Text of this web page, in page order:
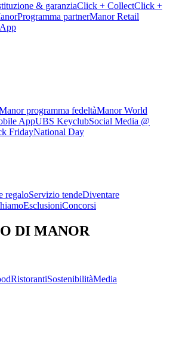
& garanziaClick + CollectClick +
Programma partnerManor Retail
programma fedeltàManor World
AppUBS KeyclubSocial Media @
FridayNational Day
regaloServizio tendeDiventare
EsclusioniConcorsi
DI MANOR
RistorantiSostenibilitàMedia